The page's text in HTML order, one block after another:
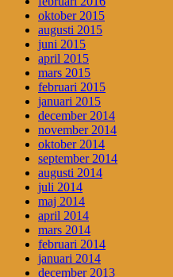
oktober 2015
augusti 2015
juni 2015
april 2015
mars 2015
februari 2015
januari 2015
december 2014
november 2014
oktober 2014
september 2014
augusti 2014
juli 2014
maj 2014
april 2014
mars 2014
februari 2014
januari 2014
december 2013